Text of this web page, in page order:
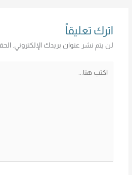
اترك تعليقاً
لن يتم نشر عنوان بريدك الإلكتروني.
هنا...